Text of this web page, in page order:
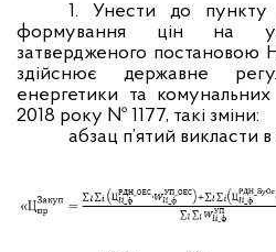
1. Унести до
формування цін на
затвердженого постановою
здійснює державне
енергетики та
2018 року № 1177, такі зміни:
абзац п’ятий викласти в